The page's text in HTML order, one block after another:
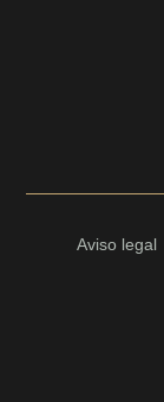
Aviso legal